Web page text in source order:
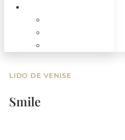
LIDO DE VENISE
Smile